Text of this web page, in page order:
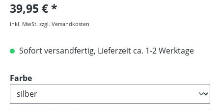
39,95 €
inkl. MwSt. zzgl. Versandkosten
Sofort versandfertig, Lieferzeit ca. 1-2 Werktage
Farbeauswählen